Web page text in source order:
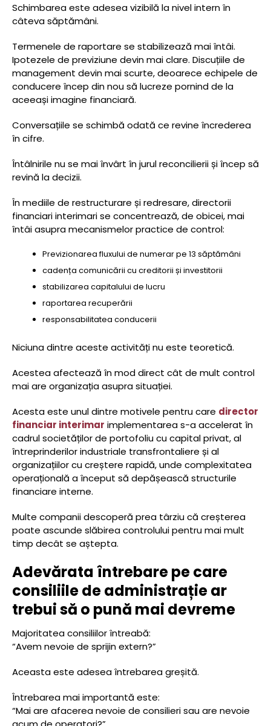
Schimbarea este adesea vizibilă la nivel intern în
câteva săptămâni.
Termenele de raportare se stabilizează mai întâi.
Ipotezele de previziune devin mai clare. Discuțiile de
management devin mai scurte, deoarece echipele de
conducere încep din nou să lucreze pornind de la
aceeași imagine financiară.
Conversațiile se schimbă odată ce revine încrederea
în cifre.
Întâlnirile nu se mai învârt în jurul reconcilierii și încep să
revină la decizii.
În mediile de restructurare și redresare, directorii
financiari interimari se concentrează, de obicei, mai
întâi asupra mecanismelor practice de control:
Previzionarea fluxului de numerar pe 13 săptămâni
cadența comunicării cu creditorii și investitorii
stabilizarea capitalului de lucru
raportarea recuperării
responsabilitatea conducerii
Niciuna dintre aceste activități nu este teoretică.
Acestea afectează în mod direct cât de mult control
mai are organizația asupra situației.
Acesta este unul dintre motivele pentru care director
financiar interimar implementarea s-a accelerat în
cadrul societăților de portofoliu cu capital privat, al
întreprinderilor industriale transfrontaliere și al
organizațiilor cu creștere rapidă, unde complexitatea
operațională a început să depășească structurile
financiare interne.
Multe companii descoperă prea târziu că creșterea
poate ascunde slăbirea controlului pentru mai mult
timp decât se aștepta.
Adevărata întrebare pe care
consiliile de administrație ar
trebui să o pună mai devreme
Majoritatea consiliilor întreabă:
“Avem nevoie de sprijin extern?”
Aceasta este adesea întrebarea greșită.
Întrebarea mai importantă este:
“Mai are afacerea nevoie de consilieri sau are nevoie